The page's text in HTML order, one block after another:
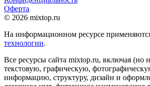
Оферта
© 2026 mixtop.ru
На информационном ресурсе
технологии.
Все ресурсы сайта mixtop.ru, включая (но
текстовую, графическую,
информацию, структуру, дизайн и